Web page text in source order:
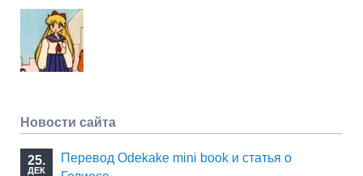
Новости сайта
25.
ДЕК
Перевод Odekake mini book и статья о